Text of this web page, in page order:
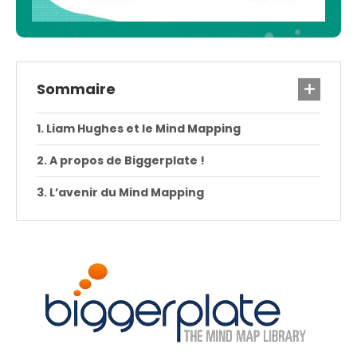
Sommaire
Liam Hughes et le Mind Mapping
A propos de Biggerplate !
L’avenir du Mind Mapping